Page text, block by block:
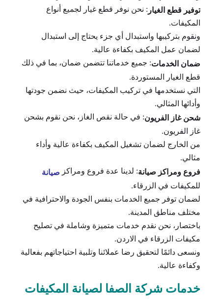
توفير قطع الغيار : نحن نوفر قطع غيار لجميع أنواع
المكيفات.
ونقوم بتركيبها واستبدال أي جزء يحتاج إلى استبدال
لضمان عمل المكيف بكفاءة عالية.
ضمان الخدمات: جميع خدماتنا تتضمن ضمان، بما في ذلك
قطع الغيار المستوردة.
التي نستخدمها في تركيب المكيفات، حيث نضمن جودتها
وأدائها المثالي.
شحن غاز الفريون: في حالة نقص الغاز، نحن نقوم بشحن
غاز الفريون.
من الخارج لضمان تشغيل المكيف بكفاءة عالية وأداء
مثالي.
فروع ومراكز صيانة: لدينا عدة فروع ومراكز صيانة
للمكيفات في الزرقاء.
لضمان توفر جميع الخدمات بنفس الجودة والاحترافية في
مختلف مناطق المدينة.
باختصار، نحن نقدم خدمات متميزة وشاملة في تصليح
مكيفات الزرقاء في الاردن.
ونسعى دائمًا لتحقيق رضا عملائنا وتلبية احتياجاتهم بفعالية
وكفاءة عالية.
خدمات شركة الصفا لصيانة المكيفات